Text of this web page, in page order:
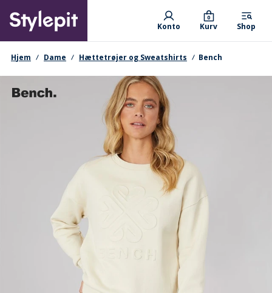
main
content
Primary departments
Konto Kurv
0
Shop
navigationssti
Hjem Dame Hættetrøjer og Sweatshirts Bench